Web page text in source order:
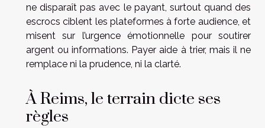
ne disparaît pas avec le payant, surtout quand des
escrocs ciblent les plateformes à forte audience, et
misent sur l’urgence émotionnelle pour soutirer
argent ou informations. Payer aide à trier, mais il ne
remplace ni la prudence, ni la clarté.
À Reims, le terrain dicte ses
règles